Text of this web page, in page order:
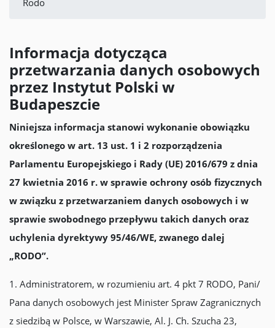
Rodo
Informacja dotycząca
przetwarzania danych osobowych
przez Instytut Polski w
Budapeszcie
Niniejsza informacja stanowi wykonanie obowiązku
określonego w art. 13 ust. 1 i 2 rozporządzenia
Parlamentu Europejskiego i Rady (UE) 2016/679 z dnia
27 kwietnia 2016 r. w sprawie ochrony osób fizycznych
w związku z przetwarzaniem danych osobowych i w
sprawie swobodnego przepływu takich danych oraz
uchylenia dyrektywy 95/46/WE, zwanego dalej
„RODO”.
1. Administratorem, w rozumieniu art. 4 pkt 7 RODO, Pani/
Pana danych osobowych jest Minister Spraw Zagranicznych
z siedzibą w Polsce, w Warszawie, Al. J. Ch. Szucha 23,